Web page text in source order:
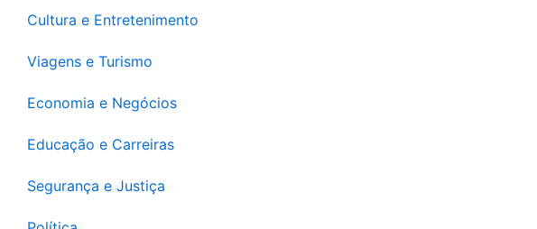
Cultura e Entretenimento
Viagens e Turismo
Economia e Negócios
Educação e Carreiras
Segurança e Justiça